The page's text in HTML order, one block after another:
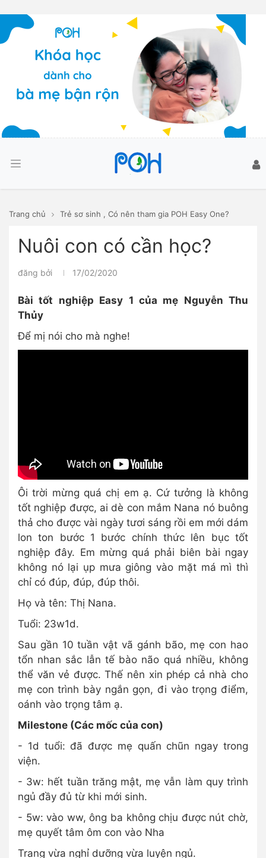
Trang chủ Trẻ sơ sinh , Có nên tham gia POH Easy One?
Nuôi con có cần học?
đăng bởi 17/02/2020
Bài tốt nghiệp Easy 1 của mẹ Nguyễn Thu
Thủy
Để mị nói cho mà nghe!
Ôi trời mừng quá chị em ạ. Cứ tưởng là không
tốt nghiệp được, ai dè con mắm Nana nó buông
thả cho được vài ngày tươi sáng rồi em mới dám
lon ton bước 1 bước chính thức lên bục tốt
nghiệp đây. Em mừng quá phải biên bài ngay
không nó lại ụp mưa giông vào mặt má mì thì
chỉ có đúp, đúp, đúp thôi.
Họ và tên: Thị Nana.
Tuổi: 23w1d.
Sau gần 10 tuần vật vã gánh bão, mẹ con hao
tổn nhan sắc lẫn tế bào não quá nhiều, không
thể văn vẻ được. Thế nên xin phép cả nhà cho
mẹ con trình bày ngắn gọn, đi vào trọng điểm,
oánh vào trọng tâm ạ.
Milestone (Các mốc của con)
- 1d tuổi: đã được mẹ quấn chũn ngay trong
viện.
- 3w: hết tuần trăng mật, mẹ vẫn làm quy trình
ngủ đầy đủ từ khi mới sinh.
- 5w: vào ww, ông ba không chịu được nút chờ,
mẹ quyết tâm ôm con vào Nha
Trang vừa nghỉ dưỡng vừa luyện ngủ.